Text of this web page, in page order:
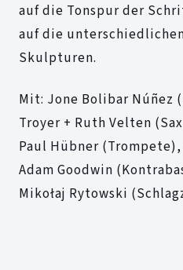
auf die Tonspur der
auf die
Skulpturen.
Mit: Jone Bolibar Núñez
Troyer + Ruth Velten
Paul Hübner
Adam Goodwin
Mikołaj Rytowski